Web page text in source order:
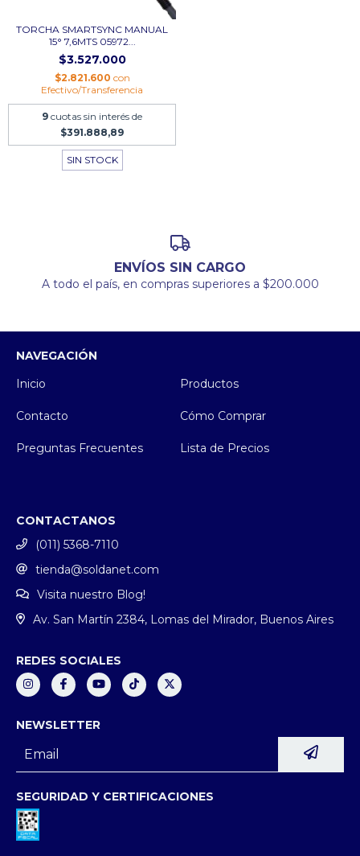
TORCHA SMARTSYNC MANUAL
15° 7,6MTS 05972...
$3.527.000
$2.821.600 con
Efectivo/Transferencia
9 cuotas sin interés de
$391.888,89
SIN STOCK
ENVÍOS SIN CARGO
A todo el país, en compras superiores a $200.000
NAVEGACIÓN
Inicio
Productos
Contacto Cómo Comprar
Preguntas Frecuentes Lista de Precios
CONTACTANOS
(011) 5368-7110
tienda@soldanet.com
Visita nuestro Blog!
Av. San Martín 2384, Lomas del Mirador, Buenos Aires
REDES SOCIALES
NEWSLETTER
SEGURIDAD Y CERTIFICACIONES